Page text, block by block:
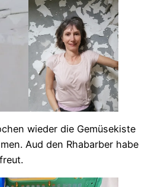
wieder die Gemüsekiste
Aud den Rhabarber habe